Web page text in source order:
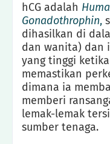
hCG adalah
Gonadothrophin,
dihasilkan di
dan wanita) dan
yang tinggi
memastikan
dimana ia
memberi
lemak-lemak
sumber tenaga.